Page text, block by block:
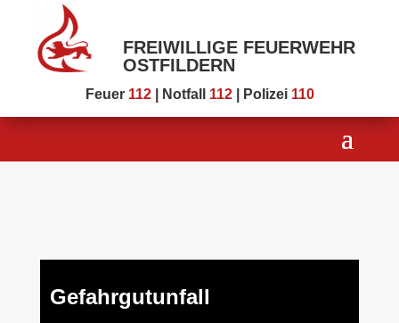
FREIWILLIGE FEUERWEHR
OSTFILDERN
Feuer 112| Notfall 112| Polizei 110
Gefahrgutunfall